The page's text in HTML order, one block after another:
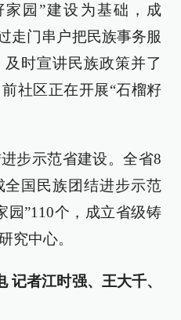
园”建设为基础，成
走门串户把民族事务服
时宣讲民族政策并了
社区正在开展“石榴籽
步示范省建设。全省8
国民族团结进步示范
园”110个，成立省级铸
究中心。
记者江时强、王大千、